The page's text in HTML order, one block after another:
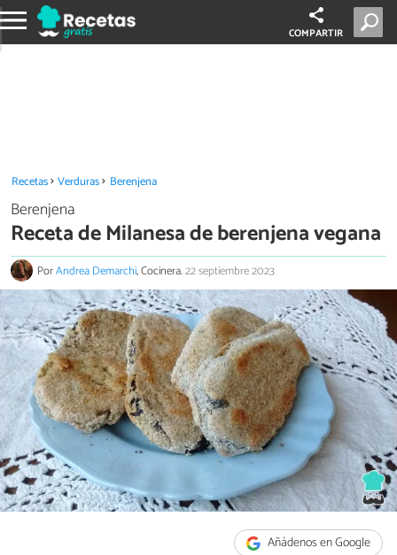
COMPARTIR
Recetas Verduras Berenjena
Berenjena
Receta de Milanesa de berenjena vegana
PorAndrea Demarchi, Cocinera.22 septiembre 2023
Añádenos en Google